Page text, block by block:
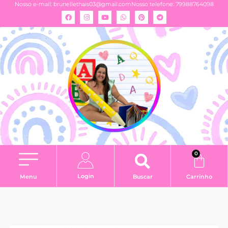
Nosso e-mail: brunellethais03@gmail.comNosso telefone: 79988764098
Menu Login Buscar
0
Carrinho